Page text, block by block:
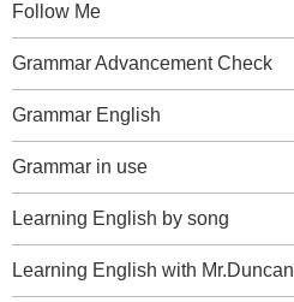
Follow Me
Grammar Advancement Check
Grammar English
Grammar in use
Learning English by song
Learning English with Mr.Duncan